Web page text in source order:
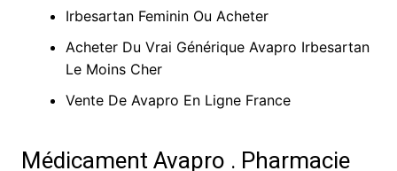
Irbesartan Feminin Ou Acheter
Acheter Du Vrai Générique Avapro Irbesartan
Le Moins Cher
Vente De Avapro En Ligne France
Médicament Avapro . Pharmacie